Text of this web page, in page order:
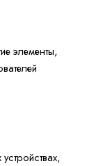
элементы,